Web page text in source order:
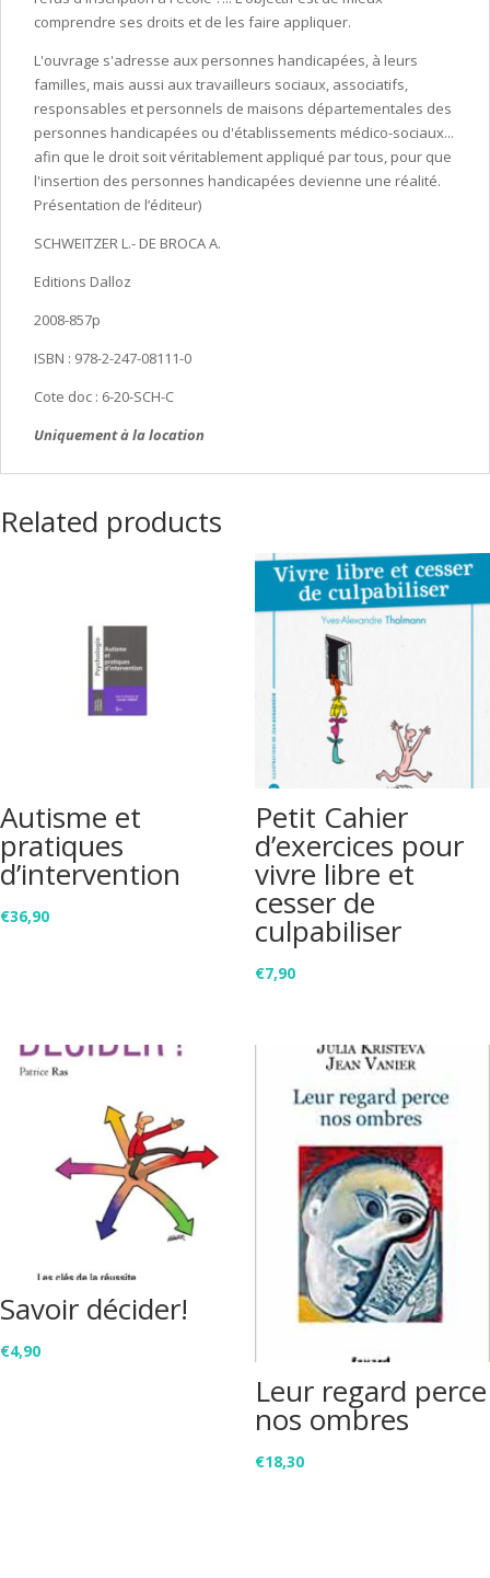
comprendre ses droits et de les faire appliquer.
L'ouvrage s'adresse aux personnes handicapées, à leurs
familles, mais aussi aux travailleurs sociaux, associatifs,
responsables et personnels de maisons départementales des
personnes handicapées ou d'établissements médico-sociaux...
afin que le droit soit véritablement appliqué par tous, pour que
l'insertion des personnes handicapées devienne une réalité.
Présentation de l’éditeur)
SCHWEITZER L.- DE BROCA A.
Editions Dalloz
2008-857p
ISBN : 978-2-247-08111-0
Cote doc : 6-20-SCH-C
Uniquement à la location
Related products
Autisme et
pratiques
d’intervention
€36,90
Petit Cahier
d’exercices pour
vivre libre et
cesser de
culpabiliser
€7,90
Savoir décider!
€4,90
Leur regard perce
nos ombres
€18,30